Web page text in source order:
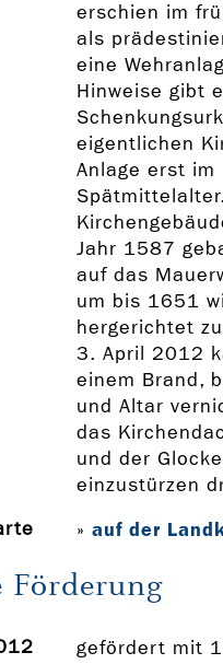
erschien im
als
eine
Hinweise gibt
eigentlichen
Anlage erst im
Jahr 1587
auf das
um bis 1651
hergerichtet
3. April 2012
einem Brand,
und Altar
das
und der
einzustürzen
» auf der
Förderung
gefördert mit